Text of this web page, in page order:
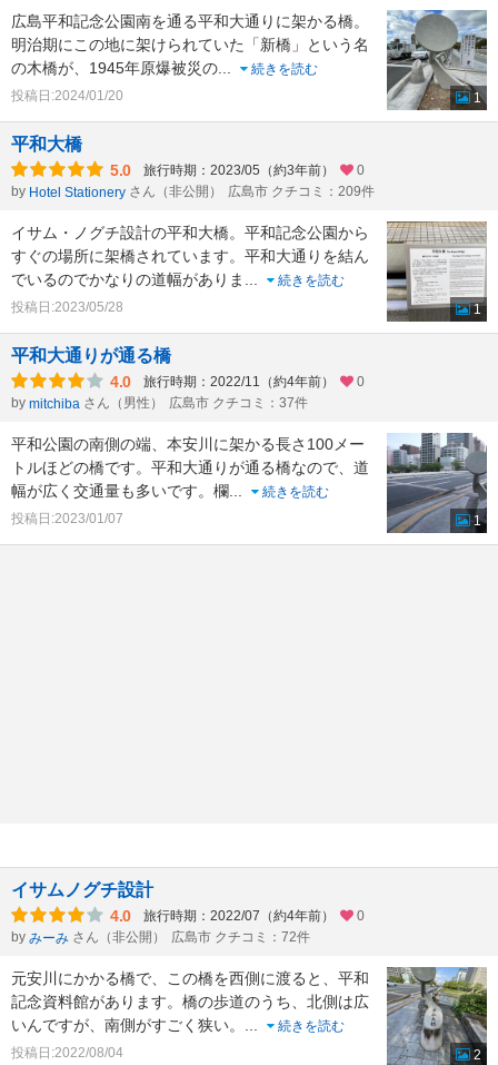
広島平和記念公園南を通る平和大通りに架かる橋。
明治期にこの地に架けられていた「新橋」という名
の木橋が、1945年原爆被災の...
続きを読む
投稿日:2024/01/20
1
平和大橋
5.0 旅行時期：2023/05（約3年前）
0
by Hotel Stationery さん（非公開） 広島市 クチコミ：209件
イサム・ノグチ設計の平和大橋。平和記念公園から
すぐの場所に架橋されています。平和大通りを結ん
でいるのでかなりの道幅がありま ...
続きを読む
投稿日:2023/05/28
1
平和大通りが通る橋
4.0 旅行時期：2022/11（約4年前）
0
by mitchiba さん（男性） 広島市 クチコミ：37件
平和公園の南側の端、本安川に架かる長さ100メー
トルほどの橋です。平和大通りが通る橋なので、道
幅が広く交通量も多いです。欄...
続きを読む
投稿日:2023/01/07
1
イサムノグチ設計
4.0 旅行時期：2022/07（約4年前）
0
by みーみ さん（非公開） 広島市 クチコミ：72件
元安川にかかる橋で、この橋を西側に渡ると、平和
記念資料館があります。橋の歩道のうち、北側は広
いんですが、南側がすごく狭い。 ...
続きを読む
投稿日:2022/08/04
2